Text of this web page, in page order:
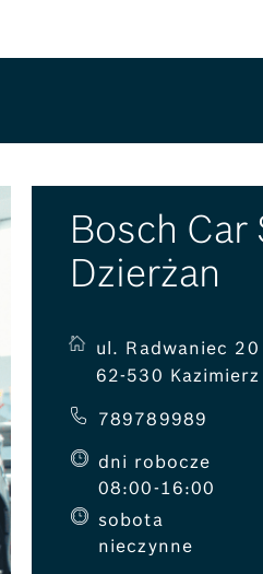
Bosch Car
Dzierżan
ul. Radwaniec 20
62-530
789789989
dni robocze
08:00-16:00
sobota
nieczynne